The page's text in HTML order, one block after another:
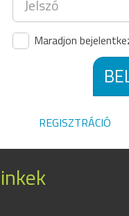
Maradjon
REGISZTRÁCIÓ